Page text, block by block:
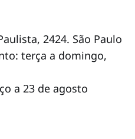
2424. São Paulo
terça a domingo,
a 23 de agosto